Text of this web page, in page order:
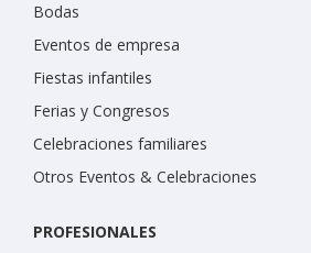
Bodas
Eventos de empresa
Fiestas infantiles
Ferias y Congresos
Celebraciones familiares
Otros Eventos & Celebraciones
PROFESIONALES